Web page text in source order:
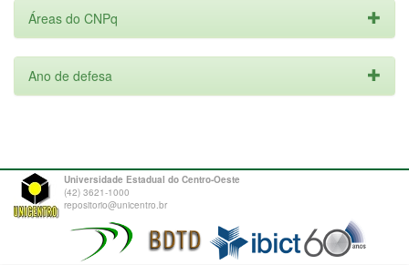
Áreas do CNPq
Ano de defesa
Universidade Estadual do Centro-Oeste
(42) 3621-1000
repositorio@unicentro.br